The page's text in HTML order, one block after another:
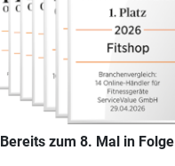
Bereits zum 8. Mal in Folge